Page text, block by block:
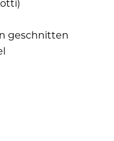
geschnitten